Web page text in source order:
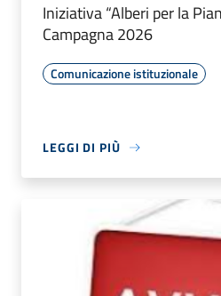
Iniziativa “Alberi per la
Campagna 2026
Comunicazione istituzionale
LEGGI DI PIÙ